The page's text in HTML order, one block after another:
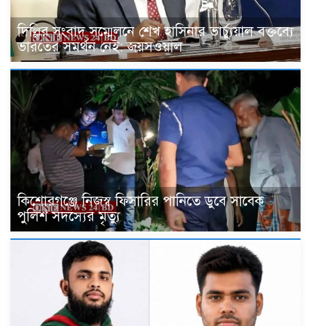
দিল্লির সংবাদ সম্মেলনে শেখ হাসিনার ভার্চ্যুয়াল বক্তব্যে
ভারতের সমর্থন নেই: জয়সওয়াল
কিশোরগঞ্জে নিজস্ব ফিসারির পানিতে ডুবে সাবেক
পুলিশ সদস্যের মৃত্যু